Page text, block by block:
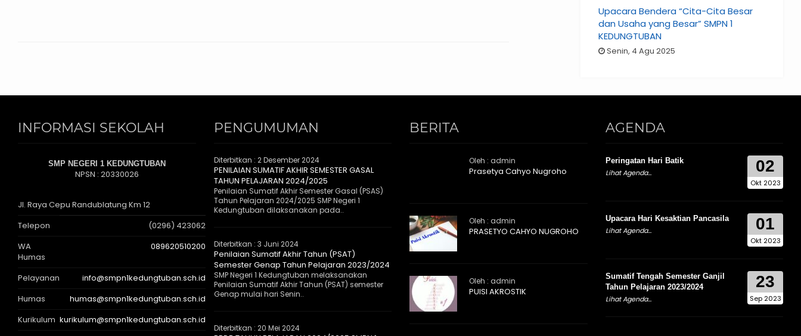
Upacara Bendera “Cita-Cita Besar
dan Usaha yang Besar” SMPN 1
KEDUNGTUBAN
Senin, 4 Agu 2025
INFORMASI SEKOLAH
SMP NEGERI 1 KEDUNGTUBAN
NPSN : 20330026
Jl. Raya Cepu Randublatung Km 12
Telepon
(0296) 423062
WA
Humas
089620510200
Pelayanan
info@smpn1kedungtuban.sch.id
Humas
humas@smpn1kedungtuban.sch.id
Kurikulum kurikulum@smpn1kedungtuban.sch.id
PENGUMUMAN
Diterbitkan : 2 Desember 2024
PENILAIAN SUMATIF AKHIR SEMESTER GASAL
TAHUN PELAJARAN 2024/2025
Penilaian Sumatif Akhir Semester Gasal (PSAS)
Tahun Pelajaran 2024/2025 SMP Negeri 1
Kedungtuban dilaksanakan pada..
Diterbitkan : 3 Juni 2024
Penilaian Sumatif Akhir Tahun (PSAT)
Semester Genap Tahun Pelajaran 2023/2024
SMP Negeri 1 Kedungtuban melaksanakan
Penilaian Sumatif Akhir Tahun (PSAT) semester
Genap mulai hari Senin..
Diterbitkan : 20 Mei 2024
BERITA
Oleh : admin
Prasetya Cahyo Nugroho
Oleh : admin
PRASETYO CAHYO NUGROHO
Oleh : admin
PUISI AKROSTIK
AGENDA
02
Okt 2023
Peringatan Hari Batik
Lihat Agenda...
01
Okt 2023
Upacara Hari Kesaktian Pancasila
Lihat Agenda...
23
Sep 2023
Sumatif Tengah Semester Ganjil
Tahun Pelajaran 2023/2024
Lihat Agenda...